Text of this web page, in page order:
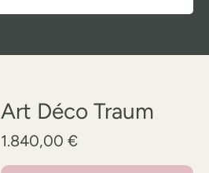
Art Déco Traum
1.840,00 €